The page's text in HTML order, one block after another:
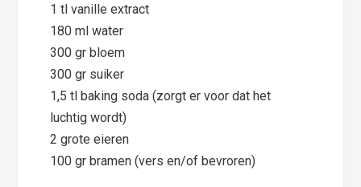
1 tl vanille extract
180 ml water
300 gr bloem
300 gr suiker
1,5 tl baking soda (zorgt er voor dat het
luchtig wordt)
2 grote eieren
100 gr bramen (vers en/of bevroren)